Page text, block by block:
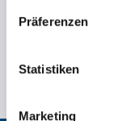
Präferenzen
Statistiken
Marketing